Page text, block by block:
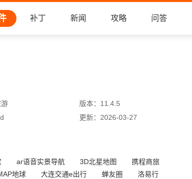
补丁 新闻 攻略 问答
版本： 11.4.5
更新： 2026-03-27
ar语音实景导航 3D北星地图
携程商旅
地球
大连交通e出行 蝉友圈 洛易行